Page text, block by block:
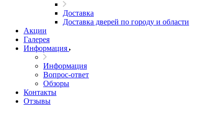
Доставка
Доставка дверей по городу и области
Акции
Галерея
Информация
Информация
Вопрос-ответ
Обзоры
Контакты
Отзывы